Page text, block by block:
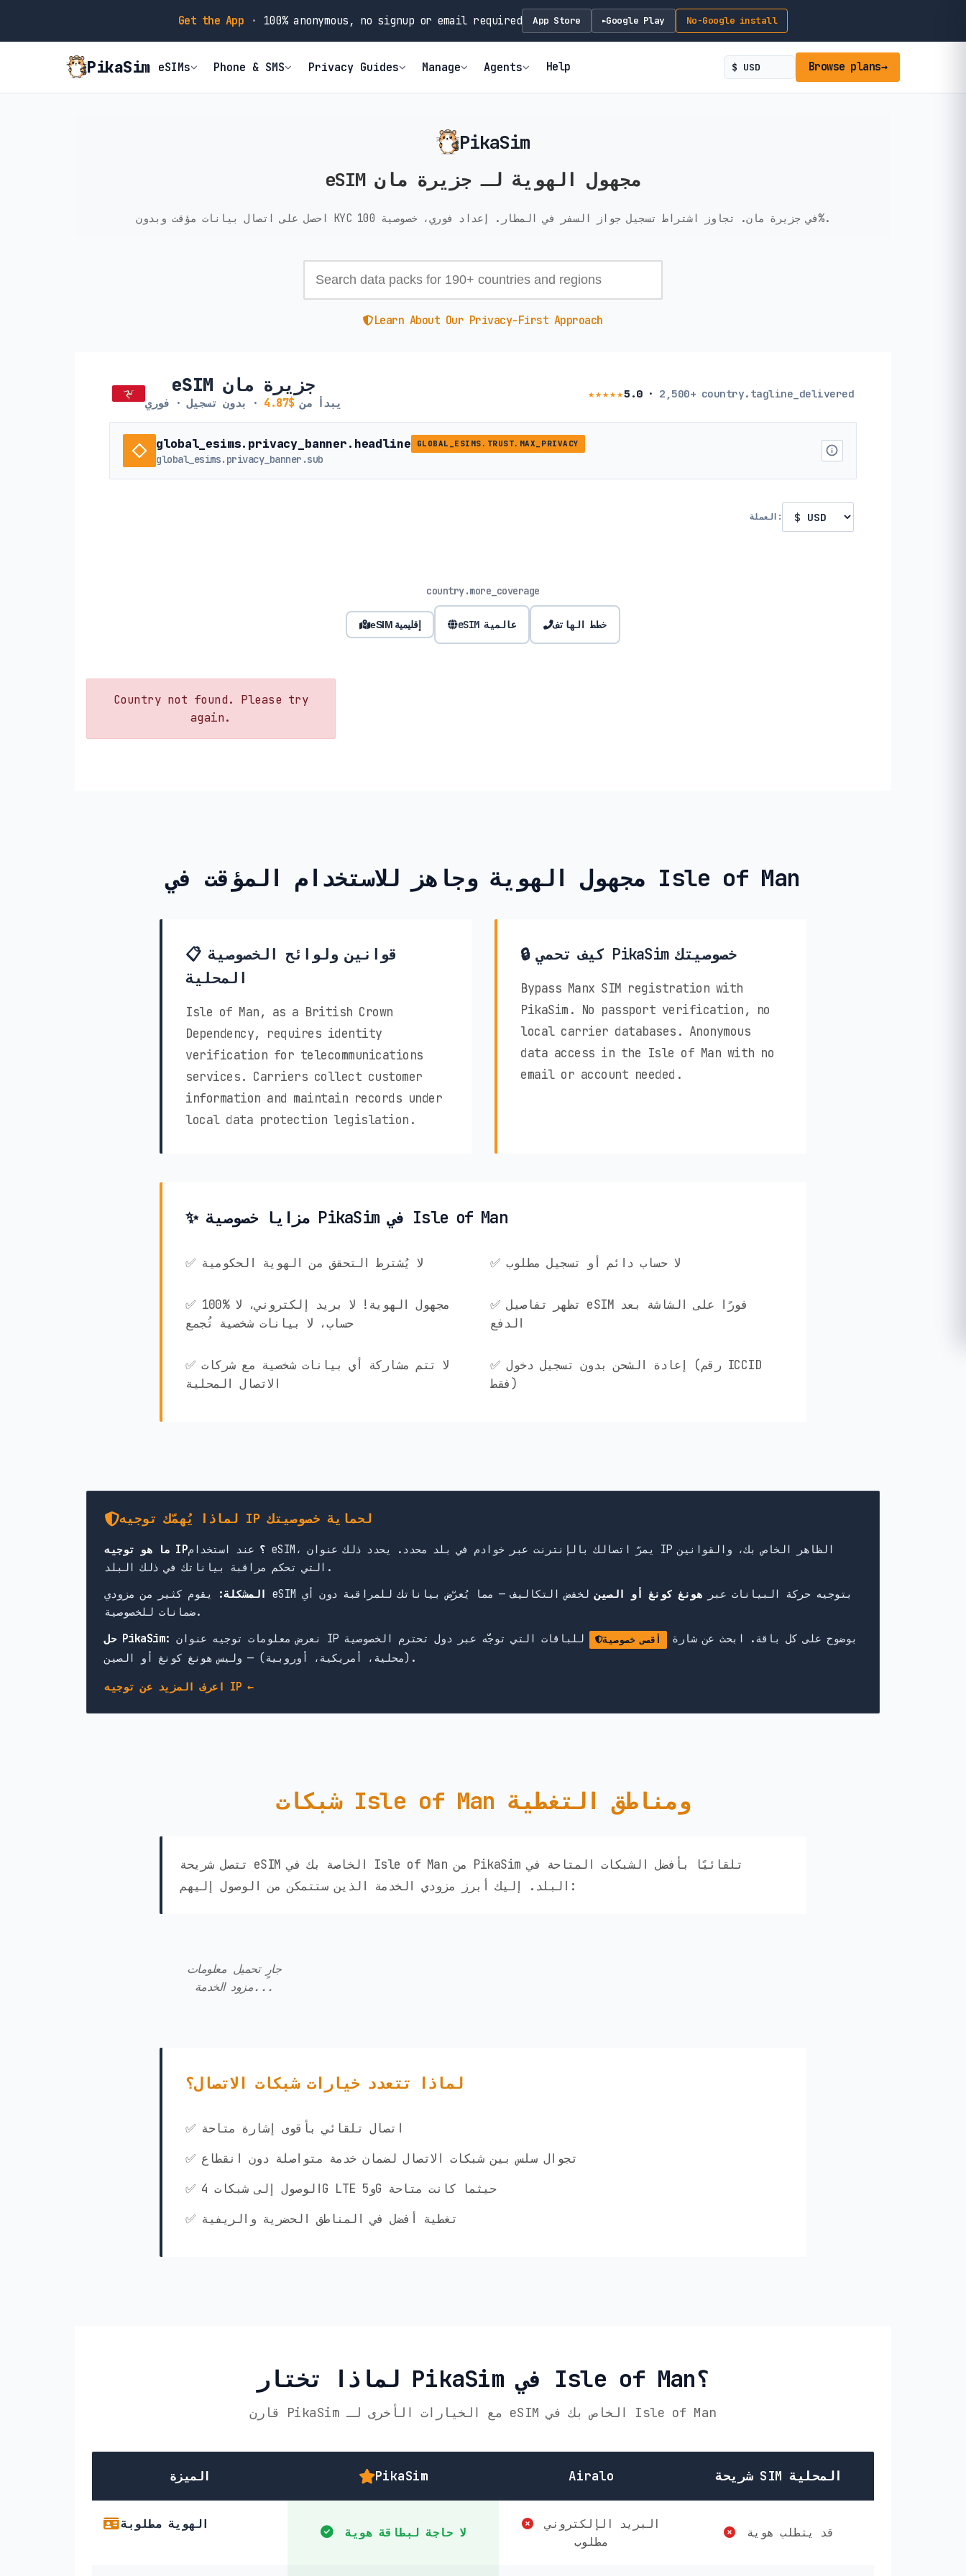
Get the App · 100% anonymous, no signup or email required App Store ►Google Play No-Google install
PikaSim eSIMs Phone & SMS Privacy Guides Manage Agents Help Browse plans→
PikaSim
eSIM مجهول الهوية لـ جزيرة مان
احصل على اتصال بيانات مؤقت وبدون KYC في جزيرة مان. تجاوز اشتراط تسجيل جواز السفر في المطار. إعداد فوري، خصوصية 100%.
Learn About Our Privacy-First Approach
eSIM جزيرة مان
يبدأ من$4.87 · بدون تسجيل · فوري
★★★★★5.0· 2,500+ country.tagline_delivered
global_esims.privacy_banner.headline GLOBAL_ESIMS.TRUST.MAX_PRIVACY
global_esims.privacy_banner.sub
العملة:
country.more_coverage
eSIM إقليمية eSIM عالمية خطط الهاتف
Country not found. Please try
again.
مجهول الهوية وجاهز للاستخدام المؤقت في Isle of Man
📋 قوانين ولوائح الخصوصية
المحلية
Isle of Man, as a British Crown
Dependency, requires identity
verification for telecommunications
services. Carriers collect customer
information and maintain records under
local data protection legislation.
🔒 كيف تحمي PikaSim خصوصيتك
Bypass Manx SIM registration with
PikaSim. No passport verification, no
local carrier databases. Anonymous
data access in the Isle of Man with no
email or account needed.
✨ مزايا خصوصية PikaSim في Isle of Man
✅ لا يُشترط التحقق من الهوية الحكومية ✅ لا حساب دائم أو تسجيل مطلوب
✅ 100% مجهول الهوية! لا بريد إلكتروني، لا
حساب، لا بيانات شخصية تُجمع
✅ تظهر تفاصيل eSIM فورًا على الشاشة بعد
الدفع
✅ لا تتم مشاركة أي بيانات شخصية مع شركات
الاتصال المحلية
✅ إعادة الشحن بدون تسجيل دخول (رقم ICCID
فقط)
لماذا يُهمّك توجيه IP لحماية خصوصيتك
ما هو توجيه IP؟ عند استخدام eSIM، يمرّ اتصالك بالإنترنت عبر خوادم في بلد محدد. يحدد ذلك عنوان IP الظاهر الخاص بك، والقوانين
التي تحكم مراقبة بياناتك في ذلك البلد.
المشكلة:
يقوم كثير من مزودي eSIM بتوجيه حركة البيانات عبر هونغ كونغ أو الصينلخفض التكاليف — مما يُعرّض بياناتك للمراقبة دون أي
ضمانات للخصوصية.
حل PikaSim:
نعرض معلومات توجيه عنوان IP بوضوح على كل باقة. ابحث عن شارة أقصى خصوصية
للباقات التي توجَّه عبر دول تحترم الخصوصية
(محلية، أمريكية، أوروبية) — وليس هونغ كونغ أو الصين.
اعرف المزيد عن توجيه IP ←
شبكات Isle of Man ومناطق التغطية
تتصل شريحة eSIM الخاصة بك في Isle of Man من PikaSim تلقائيًا بأفضل الشبكات المتاحة في
البلد. إليك أبرز مزودي الخدمة الذين ستتمكن من الوصول إليهم:
جارٍ تحميل معلومات
مزود الخدمة...
لماذا تتعدد خيارات شبكات الاتصال؟
✅ اتصال تلقائي بأقوى إشارة متاحة
✅ تجوال سلس بين شبكات الاتصال لضمان خدمة متواصلة دون انقطاع
✅ الوصول إلى شبكات 4G LTE و5G حيثما كانت متاحة
✅ تغطية أفضل في المناطق الحضرية والريفية
لماذا تختار PikaSim في Isle of Man؟
قارن PikaSim مع الخيارات الأخرى لـ eSIM الخاص بك في Isle of Man
الميزة PikaSim Airalo شريحة SIM المحلية
الهوية مطلوبة
لا حاجة لبطاقة هوية
البريد الإلكتروني
مطلوب
قد يتطلب هوية